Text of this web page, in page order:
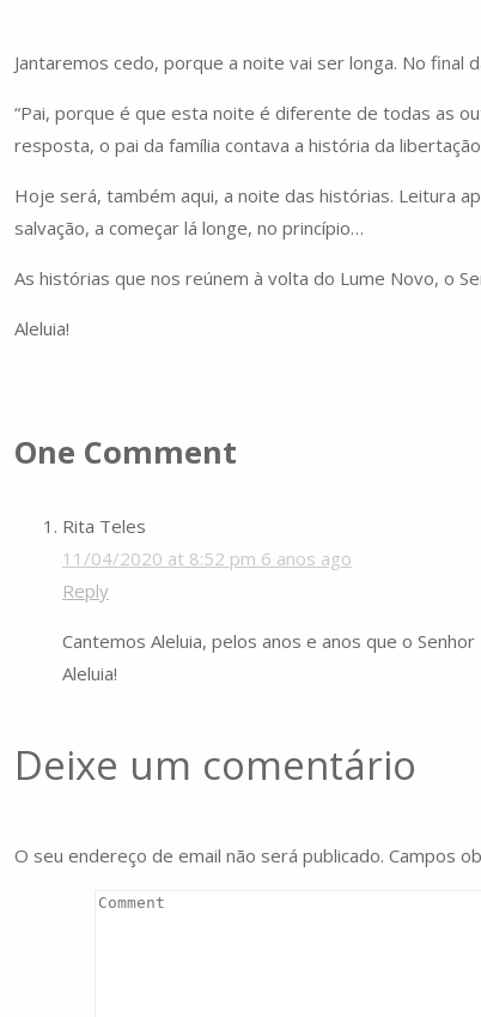
Jantaremos cedo, porque a noite vai ser longa. No final
“Pai, porque é que esta noite é diferente de todas as
resposta, o pai da família contava a história da
Hoje será, também aqui, a noite das histórias. Leitura
salvação, a começar lá longe, no princípio…
As histórias que nos reúnem à volta do Lume Novo, o
Aleluia!
One Comment
Rita Teles
11/04/2020 at 8:52 pm 6 anos ago
Reply
Cantemos Aleluia, pelos anos e anos que o
Aleluia!
Deixe um comentário
O seu endereço de email não será publicado. Campos